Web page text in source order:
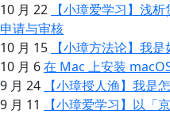
10 月 22
【小璋爱学习】浅
申请与审核
10 月 15
【小璋方法论】我
10 月 6在 Mac 上安装
9 月 24
【小璋授人渔】我是
9 月 11
【小璋爱学习】以「